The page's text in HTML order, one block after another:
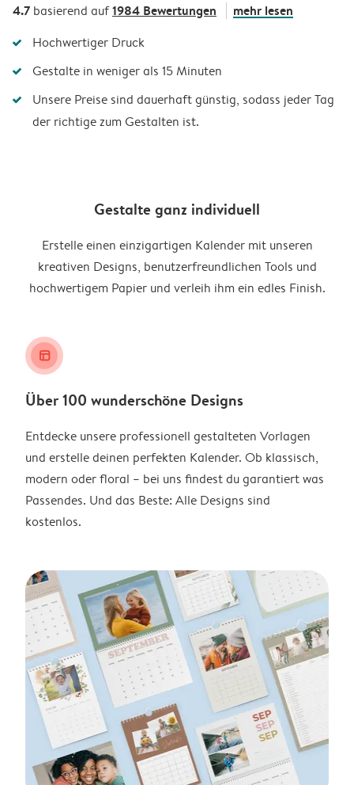
4.7 basierend auf1984 Bewertungen mehr lesen
Hochwertiger Druck
Gestalte in weniger als 15 Minuten
Unsere Preise sind dauerhaft günstig, sodass jeder Tag
der richtige zum Gestalten ist.
Gestalte ganz individuell
Erstelle einen einzigartigen Kalender mit unseren
kreativen Designs, benutzerfreundlichen Tools und
hochwertigem Papier und verleih ihm ein edles Finish.
layout_alt
Über 100 wunderschöne Designs
Entdecke unsere professionell gestalteten Vorlagen
und erstelle deinen perfekten Kalender. Ob klassisch,
modern oder floral – bei uns findest du garantiert was
Passendes. Und das Beste: Alle Designs sind
kostenlos.